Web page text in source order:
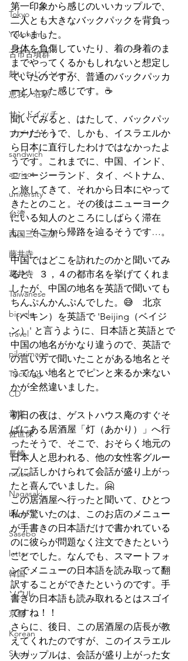
Tokyo
Yokohama
古市古墳群
鼓いちじくソース
恵我ノ荘駅
サンドイッチ
アプリコット
sandwich
apricot
university
台湾
西国三十三所
藤井寺
葛井寺
Taiwanese
bicycle
travel
pilgrimage
Taichung
CD
音楽
佐世保
長崎
music
Nagasaki
band
Sasebo
letter
韓国
ソウル
京都
Korean
Seoul
第一印象から感じのいいカップルで、
二人とも大きなバックパックを背負っ
ていました。
身体を負傷していたり、着の身着のま
までやってくるかもしれないと想定し
ていたのですが、普通のバックパッカ
ーといった感じです。☕
聞いてみると、はたして、バックパッ
カーだそうで、しかも、イスラエルか
ら日本に直行したわけではなかったよ
うです。これまでに、中国、インド、
ニュージーランド、タイ、ベトナム、
と旅してきて、それから日本にやって
きたとのこと。その後はニューヨーク
にいる知人のところにしばらく滞在
し、そこから帰路を辿るそうです…。
中国ではどこを訪れたのかと聞いてみ
ると、３，４の都市名を挙げてくれま
したが、中国の地名を英語で聞いても
ちんぷんかんぷんでした。😅　北京
（ペキン）を英語で 'Beijing（ベイジ
ン）' と言うように、日本語と英語とで
中国の地名がかなり違うので、英語で
の言い方で聞いたことがある地名とそ
うでない地名とでピンと来るか来ない
かが全然違いました。
初日の夜は、ゲストハウス庵のすぐそ
ばにある居酒屋「灯（あかり）」へ行
ったそうで、そこで、おそらく地元の
日本人と思われる、他の女性客グルー
プに話しかけられて会話が盛り上がっ
たと喜んでいました。🤗
この居酒屋へ行ったと聞いて、ひとつ
私が驚いたのは、このお店のメニュー
が手書きの日本語だけで書かれている
のに彼らが問題なく注文できたという
ことでした。なんでも、スマートフォ
ンでメニューの日本語を読み取って翻
訳することができたというのです。手
書きの日本語も読み取れるとはスゴイ
ですね！！
さらに、後日、この居酒屋の店長が教
えてくれたのですが、このイスラエル
人カップルは、会話が盛り上がった女